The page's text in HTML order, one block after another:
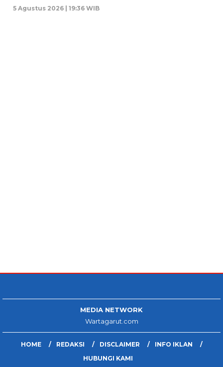
5 Agustus 2026 | 19:36 WIB
MEDIA NETWORK
Wartagarut.com
HOME REDAKSI DISCLAIMER
INFO IKLAN
HUBUNGI KAMI